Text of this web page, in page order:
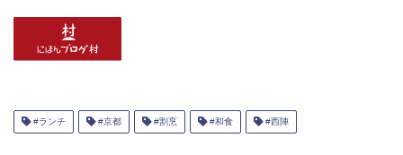
#ランチ #京都 #割烹 #和食 #西陣